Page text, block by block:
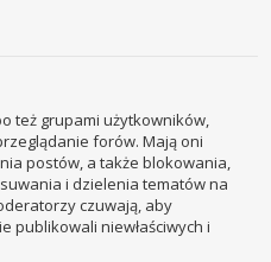
też grupami użytkowników,
forów. Mają oni
postów, a także blokowania,
i dzielenia tematów na
czuwają, aby
publikowali niewłaściwych i